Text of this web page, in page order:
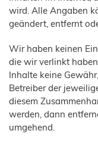
wird. Alle Angaben
geändert, entfernt
Wir haben keinen
die wir verlinkt
Inhalte keine
Betreiber der
diesem
werden, dann
umgehend.